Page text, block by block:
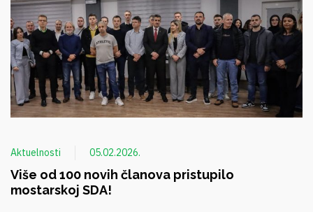
Aktuelnosti 05.02.2026.
Više od 100 novih članova pristupilo
mostarskoj SDA!